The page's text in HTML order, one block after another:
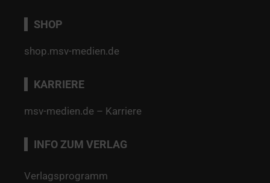
SHOP
shop.msv-medien.de
KARRIERE
msv-medien.de – Karriere
INFO ZUM VERLAG
Verlagsprogramm